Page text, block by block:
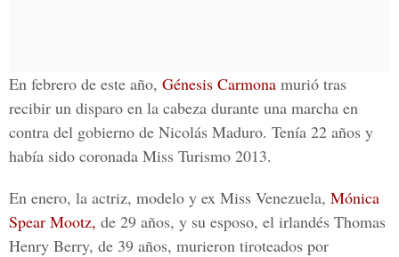
En febrero de este año, Génesis Carmona murió tras
recibir un disparo en la cabeza durante una marcha en
contra del gobierno de Nicolás Maduro. Tenía 22 años y
había sido coronada Miss Turismo 2013.
En enero, la actriz, modelo y ex Miss Venezuela, Mónica
Spear Mootz, de 29 años, y su esposo, el irlandés Thomas
Henry Berry, de 39 años, murieron tiroteados por